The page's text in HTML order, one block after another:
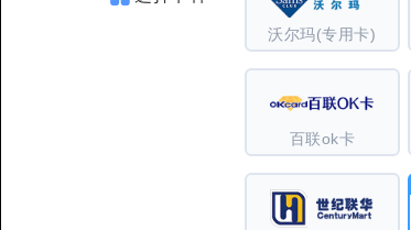
沃尔玛(专用卡)
百联ok卡